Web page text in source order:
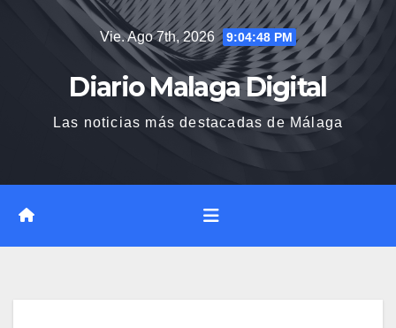
Vie. Ago 7th, 2026 9:04:49 PM
Diario Malaga Digital
Las noticias más destacadas de Málaga